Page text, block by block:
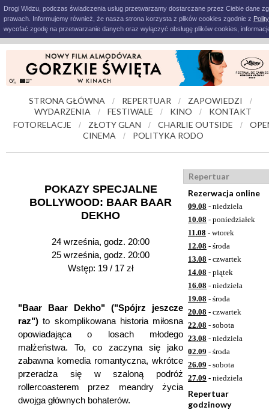
Drogi Widzu, podczas świadczenia usług przetwarzamy dostarczane przez Ciebie dane
prawach. Informujemy również, że nasza strona korzysta z plików cookies zgodnie z
wycofać zgodę na przetwarzanie danych oraz wyłączyć obsługę plików cookies,
STRONA GŁÓWNA / REPERTUAR / ZAPOWIEDZI /
WYDARZENIA / FESTIWALE / KINO /
KONTAKT
FOTORELACJE
/ ZŁOTY GLAN / CHARLIE OUTSIDE /
CINEMA
/ POLITYKA RODO
POKAZY SPECJALNE
BOLLYWOOD: BAAR BAAR
DEKHO
24 września, godz. 20:00
25 września, godz. 20:00
Wstęp: 19 / 17 zł
"Baar Baar Dekho" ("Spójrz jeszcze
raz") to skomplikowana historia miłosna
opowiadająca o losach młodego
małżeństwa. To, co zaczyna się jako
zabawna komedia romantyczna, wkrótce
przeradza się w szaloną podróż
rollercoasterem przez meandry życia
dwojga głównych bohaterów.
Repertuar
Rezerwacja online
09.08 - niedziela
10.08 - poniedziałek
11.08 - wtorek
12.08 - środa
13.08 - czwartek
14.08 - piątek
16.08 - niedziela
19.08 - środa
20.08 - czwartek
22.08 - sobota
23.08 - niedziela
02.09 - środa
26.09 - sobota
27.09 - niedziela
Repertuar
godzinowy